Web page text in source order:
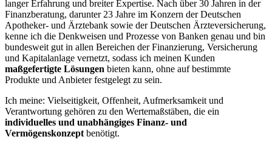
langer Erfahrung und breiter Expertise. Nach über 30 Jahren in der
Finanzberatung, darunter 23 Jahre im Konzern der Deutschen
Apotheker- und Ärztebank sowie der Deutschen Ärzteversicherung,
kenne ich die Denkweisen und Prozesse von Banken genau und bin
bundesweit gut in allen Bereichen der Finanzierung, Versicherung
und Kapitalanlage vernetzt, sodass ich meinen Kunden
maßgefertigte Lösungen bieten kann, ohne auf bestimmte
Produkte und Anbieter festgelegt zu sein.
Ich meine: Vielseitigkeit, Offenheit, Aufmerksamkeit und
Verantwortung gehören zu den Wertemaßstäben, die ein
individuelles und unabhängiges Finanz- und
Vermögenskonzept benötigt.